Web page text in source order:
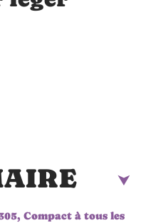
Compact à tous les